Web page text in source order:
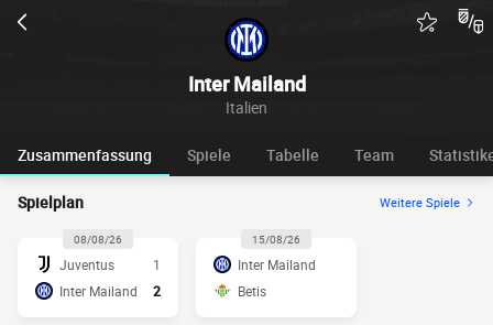
Inter Mailand
Italien
Zusammenfassung Spiele Tabelle Team
Spielplan Weitere Spiele
08/08/26
Juventus
1
Inter Mailand
2
15/08/26
Inter Mailand
Betis